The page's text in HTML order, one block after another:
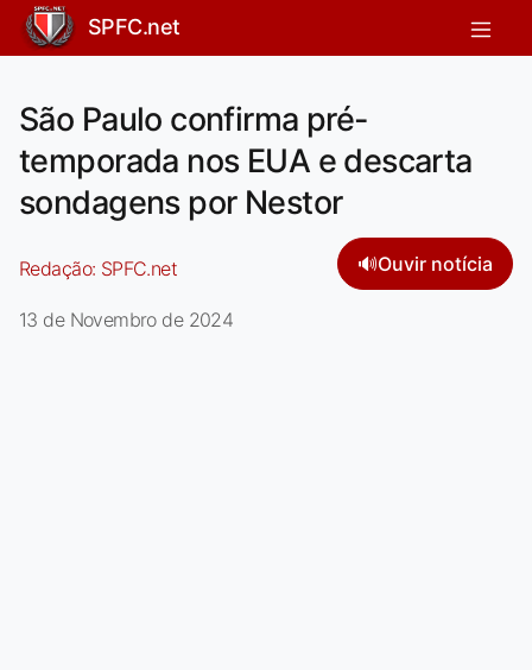
SPFC.net
São Paulo confirma pré-
temporada nos EUA e descarta
sondagens por Nestor
Redação: SPFC.net 🔊Ouvir notícia
13 de Novembro de 2024